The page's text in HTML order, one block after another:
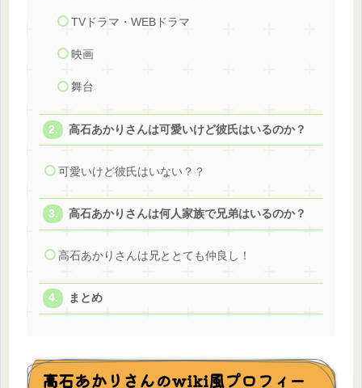
TVドラマ・WEBドラマ
映画
舞台
高石あかりさんは可愛いけど彼氏はいるのか？
可愛いけど彼氏はいない？？
高石あかりさんは何人家族で兄弟はいるのか？
高石あかりさんは兄ととても仲良し！
まとめ
高石あかりさんのwiki風プロフィー